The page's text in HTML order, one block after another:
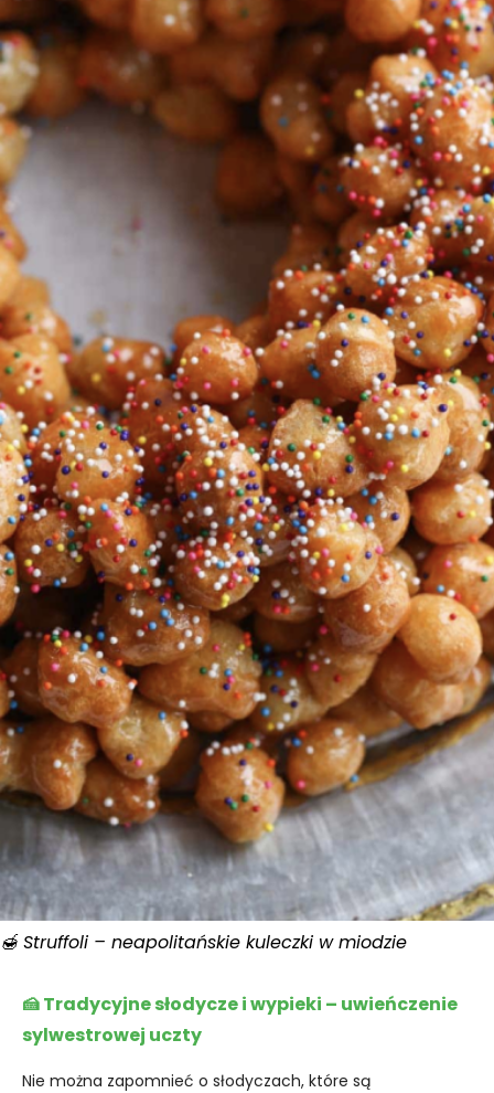
🍯 Struffoli – neapolitańskie kuleczki w miodzie
🍰 Tradycyjne słodycze i wypieki – uwieńczenie
sylwestrowej uczty
Nie można zapomnieć o słodyczach, które są